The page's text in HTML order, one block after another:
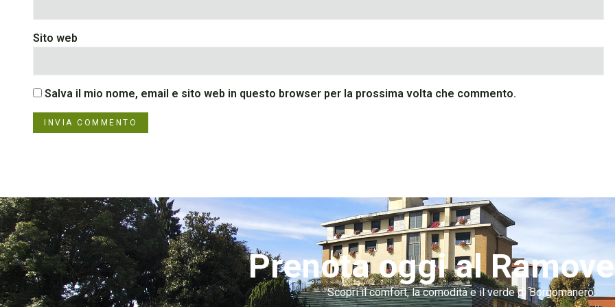
Sito web
Salva il mio nome, email e sito web in questo browser per la prossima volta che commento.
Prenota oggi al
Scopri il comfort, la comodità e il verde di Borgomanero.